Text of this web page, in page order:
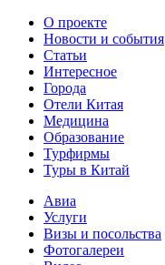
О проекте
Новости и события
Статьи
Интересное
Города
Отели Китая
Медицина
Образование
Турфирмы
Туры в Китай
Авиа
Услуги
Визы и посольства
Фотогалереи